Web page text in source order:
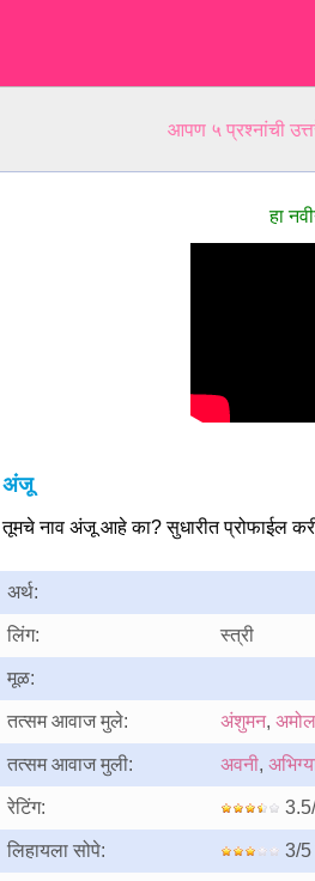
आपण ५ प्रश्नांची
हा
अंजू
तूमचे नाव अंजू आहे का? सुधारीत प्रोफाईल
अर्थ:
लिंग: स्त्री
मूळ:
तत्सम आवाज मुले: अंशुमन, अमोल
तत्सम आवाज मुली: अवनी,
रेटिंग:
लिहायला सोपे: 3/5